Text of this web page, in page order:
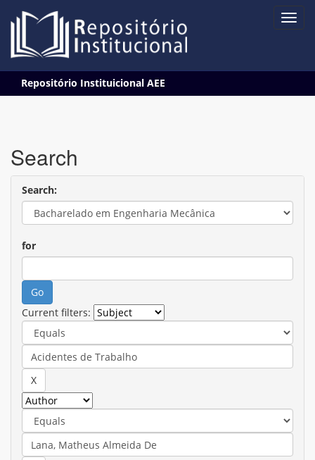
navigation
Repositório Instituicional AEE
Search
Search:
for
Current filters: